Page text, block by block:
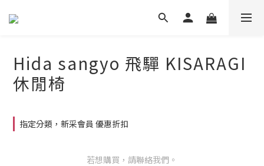
Hida sangyo 飛驒 KISARAGI
休閒椅
指定分類，新采會員 優惠折扣
若想購買，請聯絡我們。